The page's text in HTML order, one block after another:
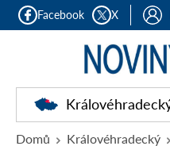
Facebook X
Domů Královéhradecký